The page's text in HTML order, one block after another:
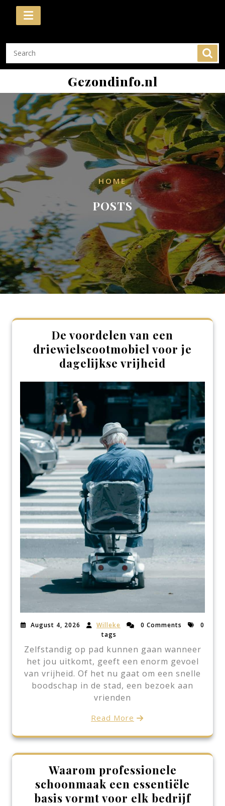
Skip
Gezondinfo.nl
HOME
POSTS
De voordelen van een
driewielscootmobiel voor je
dagelijkse vrijheid
August 4, 2026 Willeke 0 Comments
0
tags
Zelfstandig op pad kunnen gaan wanneer
het jou uitkomt, geeft een enorm gevoel
van vrijheid. Of het nu gaat om een snelle
boodschap in de stad, een bezoek aan
vrienden
Read More
Waarom professionele
schoonmaak een essentiële
basis vormt voor elk bedrijf